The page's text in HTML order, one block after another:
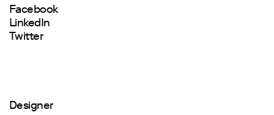
Facebook
LinkedIn
Twitter
Designer